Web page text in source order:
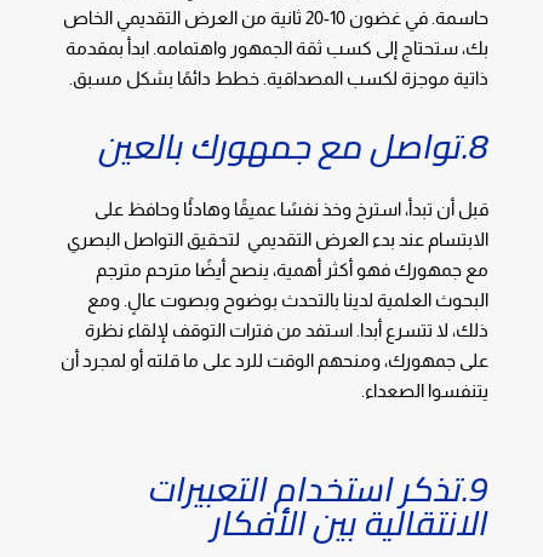
حاسمة. في غضون 10-20 ثانية من العرض التقديمي الخاص
بك، ستحتاج إلى كسب ثقة الجمهور واهتمامه. ابدأ بمقدمة
ذاتية موجزة لكسب المصداقية. خطط دائمًا بشكل مسبق.
8.تواصل مع جمهورك بالعين
قبل أن تبدأ، استرخ وخذ نفسًا عميقًا وهادئًا وحافظ على
الابتسام عند بدء العرض التقديمي لتحقيق التواصل البصري
مع جمهورك فهو أكثر أهمية، ينصح أيضًا مترحم مترجم
البحوث العلمية لدينا بالتحدث بوضوح وبصوت عالٍ. ومع
ذلك، لا تتسرع أبدا. استفد من فترات التوقف لإلقاء نظرة
على جمهورك، ومنحهم الوقت للرد على ما قلته أو لمجرد أن
يتنفسوا الصعداء.
9.تذكر استخدام التعبيرات
الانتقالية بين الأفكار